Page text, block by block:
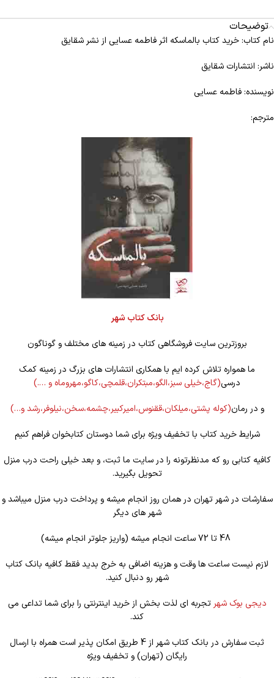
توضیحات
نام کتاب: خرید کتاب بالماسکه اثر فاطمه عسایی از نشر شقایق
ناشر: انتشارات شقایق
نویسنده: فاطمه عسایی
مترجم:
بانک کتاب شهر
بروزترین سایت فروشگاهی کتاب در زمینه های مختلف و گوناگون
ما همواره تلاش کرده ایم با همکاری انتشارات های بزرگ در زمینه کمک
درسی(گاج،خیلی سبز،الگو،مبتکران،قلمچی،کاگو،مهروماه و ….)
و در رمان(کوله پشتی،میلکان،ققنوس،امیرکبیر،چشمه،سخن،نیلوفر،رشد و…)
شرایط خرید کتاب با تخفیف ویژه برای شما دوستان کتابخوان فراهم کنیم
کافیه کتابی رو که مدنظرتونه را در سایت ما ثبت، و بعد خیلی راحت درب منزل
تحویل بگیرید.
سفارشات در شهر تهران در همان روز انجام میشه و پرداخت درب منزل میباشد و
شهر های دیگر
لازم نیست ساعت ها وقت و هزینه اضافی به خرج بدید فقط کافیه بانک کتاب
شهر رو دنبال کنید.
دیجی بوک شهر تجربه ای لذت بخش از خرید اینترنتی را برای شما تداعی می
کند.
ثبت سفارش در بانک کتاب شهر از 4 طریق امکان پذیر است همراه با ارسال
رایگان (تهران) و تخفیف ویژه